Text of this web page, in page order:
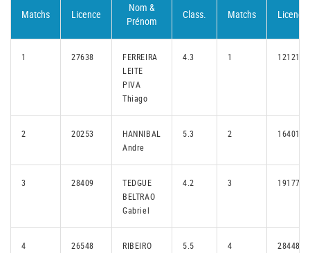
Matchs Licence
Nom &
Prénom
Class. Matchs Licence
1 27638
FERREIRA
LEITE
PIVA
Thiago
4.3 1 12121
2 20253
HANNIBAL
Andre
5.3 2 16401
3 28409
TEDGUE
BELTRAO
Gabriel
4.2 3 19177
4 26548
RIBEIRO
5.5 4 28448